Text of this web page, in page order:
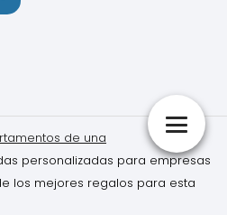
de una
personalizadas para empresas
los mejores regalos para esta